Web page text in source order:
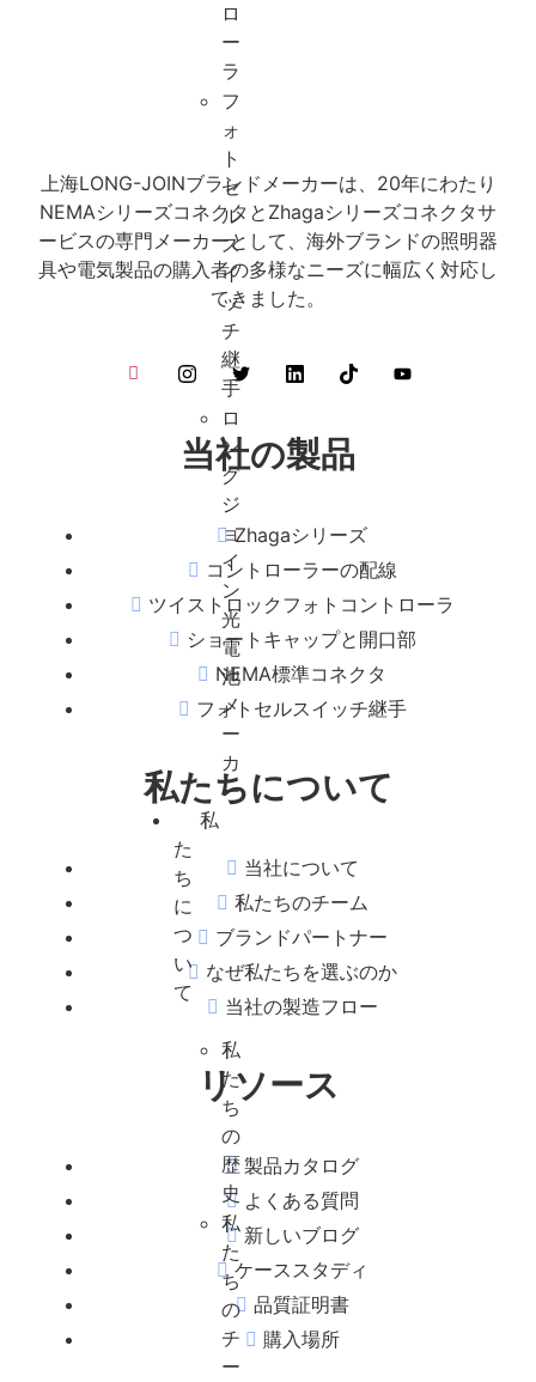
ロ
ー
ラ
フ
ォ
ト
セ
ル
ス
イ
ッ
チ
継
手
ロ
ン
グ
ジ
ョ
イ
ン
光
電
池
メ
ー
カ
ー
私
た
ち
に
つ
い
て
私
た
ち
の
歴
史
私
た
ち
の
チ
ー
上海LONG-JOINブランドメーカーは、20年にわたり
NEMAシリーズコネクタとZhagaシリーズコネクタサ
ービスの専門メーカーとして、海外ブランドの照明器
具や電気製品の購入者の多様なニーズに幅広く対応し
てきました。
当社の製品
Zhagaシリーズ
コントローラーの配線
ツイストロックフォトコントローラ
ショートキャップと開口部
NEMA標準コネクタ
フォトセルスイッチ継手
私たちについて
当社について
私たちのチーム
ブランドパートナー
なぜ私たちを選ぶのか
当社の製造フロー
リソース
製品カタログ
よくある質問
新しいブログ
ケーススタディ
品質証明書
購入場所